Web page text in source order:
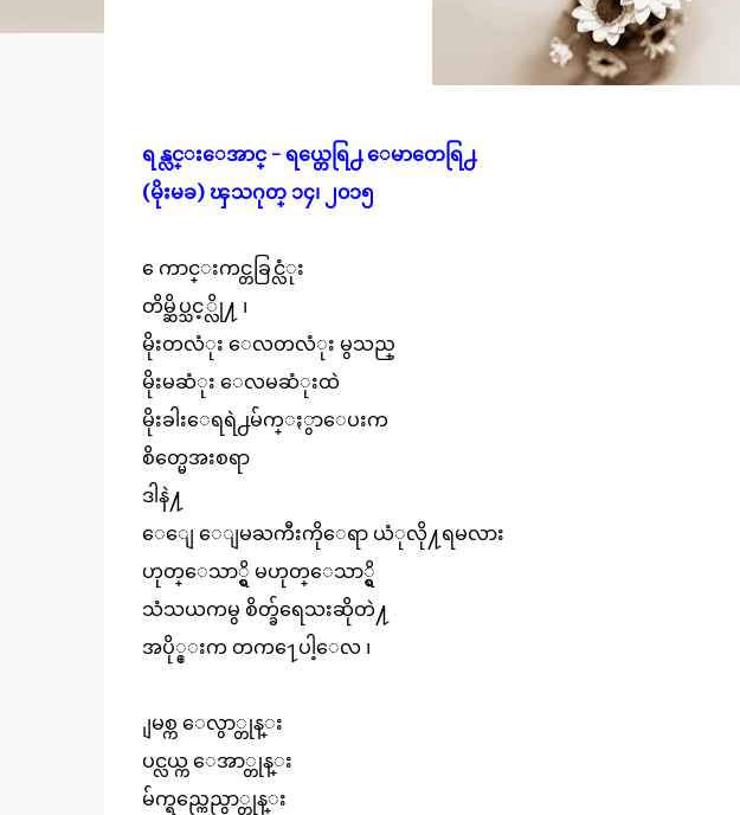
ရန္လင္းေအာင္ - ရယ္တေရြ႕ ေမာတေရြ႕
(မိုးမခ) ၾသဂုတ္ ၁၄၊ ၂၀၁၅
ေကာင္းကင္တခြင္လံုး
တိမ္ဆိပ္သင့္လို႔ ၊
မိုးတလံုး ေလတလံုး မွသည္
မိုးမဆံုး ေလမဆံုးထဲ
မိုးခါးေရရဲ႕မ်က္ႏွာေပးက
စိတ္မေအးစရာ
ဒါနဲ႔
ေျေ ေျမႀကီးကိုေရာ ယံုလို႔ရမလား
ဟုတ္ေသာ္ရွိ မဟုတ္ေသာ္ရွိ
သံသယကမွ စိတ္ခ်ရေသးဆိုတဲ႔
အပို္င္းက တက႑ေပါ့ေလ ၊
ျမစ္က ေလွာ္တုန္း
ပင္လယ္က ေအာ္တုန္း
မ်က္ရည္ကေညွာ္တုန္း